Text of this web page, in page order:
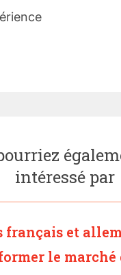
intéressé par
français et
le marché